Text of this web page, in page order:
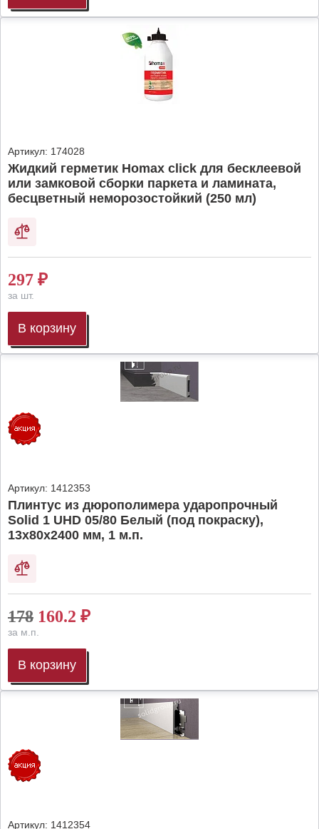
Артикул: 174028
Жидкий герметик Homax click для бесклеевой
или замковой сборки паркета и ламината,
бесцветный неморозостойкий (250 мл)
297 ₽
за шт.
В корзину
Артикул: 1412353
Плинтус из дюрополимера ударопрочный
Solid 1 UHD 05/80 Белый (под покраску),
13х80х2400 мм, 1 м.п.
178 160.2 ₽
за м.п.
В корзину
Артикул: 1412354